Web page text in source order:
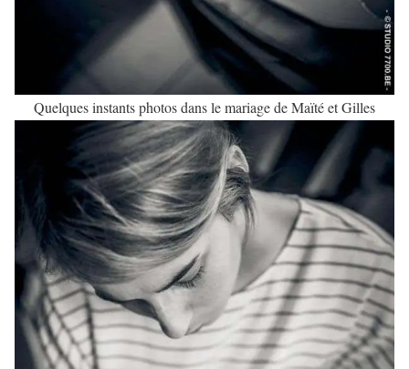
Quelques instants photos dans le mariage de Maïté et Gilles